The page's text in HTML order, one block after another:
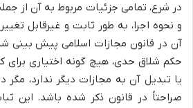
در شرع، تمامی جزئیات مربوط به آن از
و نحوه اجرا، به طور ثابت و غیرقابل
آن در قانون مجازات اسلامی پیش بینی
حکم شلاق حدی، هیچ گونه اختیاری برای
یا تبدیل آن به مجازات دیگر ندارد، مگر
صراحتاً در قانون ذکر شده باشد. این